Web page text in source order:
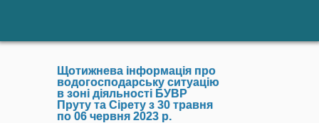
Щотижнева інформація про
водогосподарську ситуацію
в зоні діяльності БУВР
Пруту та Сірету з 30 травня
по 06 червня 2023 р.